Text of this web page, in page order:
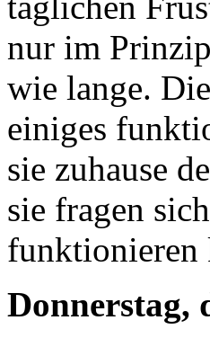
nur im
wie lange.
einiges
sie zuhause
sie fragen
funktionieren
Donnerstag,